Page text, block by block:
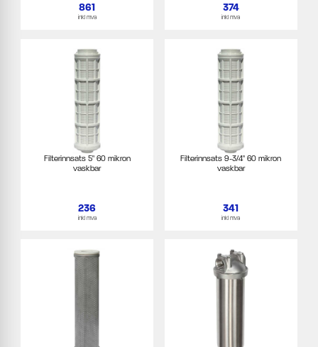
861
inkl mva
374
inkl mva
Filterinnsats 5" 60 mikron
vaskbar
236
inkl mva
Filterinnsats 9-3/4" 60 mikron
vaskbar
341
inkl mva